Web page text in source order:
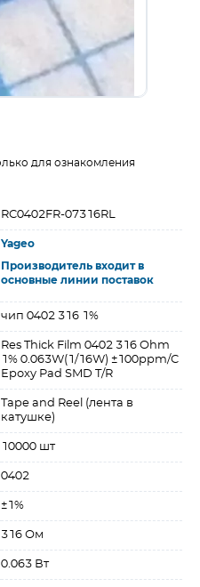
для ознакомления
RC0402FR-07316RL
Yageo
Производитель входит в
основные линии поставок
чип 0402 316 1%
Res Thick Film 0402 316 Ohm
1% 0.063W(1/16W) ±100ppm/C
Epoxy Pad SMD T/R
Tape and Reel (лента в
катушке)
10000 шт
0402
±1%
316 Ом
0.063 Вт